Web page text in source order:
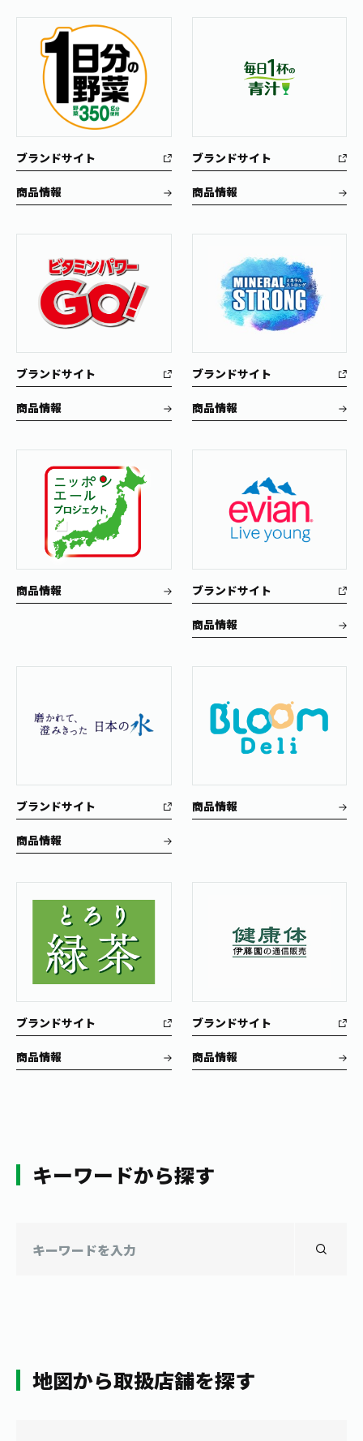
ブランドサイト
商品情報
ブランドサイト
商品情報
ブランドサイト
商品情報
ブランドサイト
商品情報
商品情報 ブランドサイト
商品情報
ブランドサイト
商品情報
商品情報
ブランドサイト
商品情報
ブランドサイト
商品情報
キーワードから探す
地図から取扱店舗を探す